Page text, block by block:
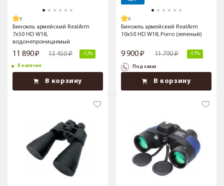
Бинокль армейский RealArm
7х50 HD W18,
водонепроницаемый
11 890 13 450 -12%
В наличии
В корзину
Бинокль армейский RealArm
10х50 HD W18, Porro (зеленый)
9 900 11 790 -17%
Под заказ
В корзину